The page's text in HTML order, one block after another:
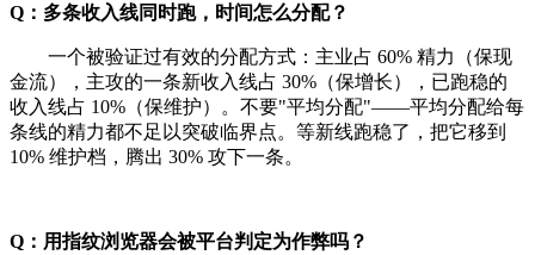
Q：多条收入线同时跑，时间怎么分配？
一个被验证过有效的分配方式：主业占 60% 精力（保现
金流），主攻的一条新收入线占 30%（保增长），已跑稳的
收入线占 10%（保维护）。不要"平均分配"——平均分配给每
条线的精力都不足以突破临界点。等新线跑稳了，把它移到
10% 维护档，腾出 30% 攻下一条。
Q：用指纹浏览器会被平台判定为作弊吗？